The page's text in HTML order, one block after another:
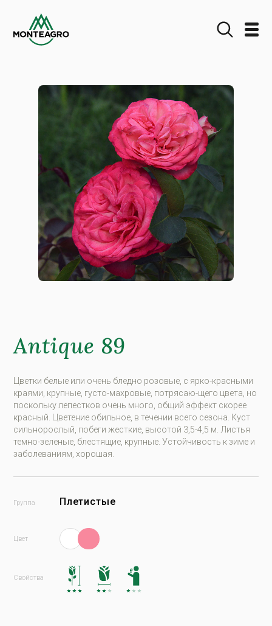
Antique 89
Цветки белые или очень бледно розовые, с ярко-красными
краями, крупные, густо-махровые, потрясаю-щего цвета, но
поскольку лепестков очень много, общий эффект скорее
красный. Цветение обильное, в течении всего сезона. Куст
сильнорослый, побеги жесткие, высотой 3,5-4,5 м. Листья
темно-зеленые, блестящие, крупные. Устойчивость к зиме и
заболеваниям, хорошая.
Плетистые